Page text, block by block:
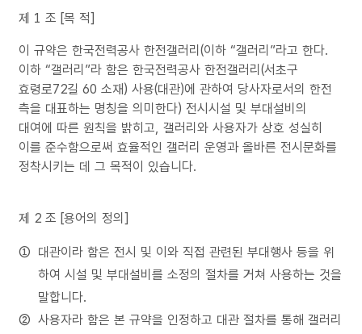
제 1 조 [목 적]
이 규약은 한국전력공사 한전갤러리(이하 “갤러리”라고 한다.
이하 “갤러리”라 함은 한국전력공사 한전갤러리(서초구
효령로72길 60 소재) 사용(대관)에 관하여 당사자로서의 한전
측을 대표하는 명칭을 의미한다) 전시시설 및 부대설비의
대여에 따른 원칙을 밝히고, 갤러리와 사용자가 상호 성실히
이를 준수함으로써 효율적인 갤러리 운영과 올바른 전시문화를
정착시키는 데 그 목적이 있습니다.
제 2 조 [용어의 정의]
대관이라 함은 전시 및 이와 직접 관련된 부대행사 등을 위
하여 시설 및 부대설비를 소정의 절차를 거쳐 사용하는 것을
말합니다.
사용자라 함은 본 규약을 인정하고 대관 절차를 통해 갤러리